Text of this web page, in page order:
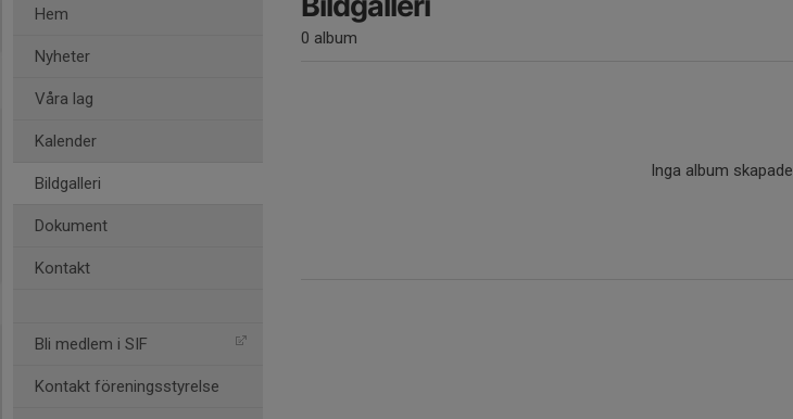
Hem
Nyheter
Våra lag
Kalender
Bildgalleri
Dokument
Kontakt
Bli medlem i SIF
Kontakt föreningsstyrelse
0 album
Inga album skapade